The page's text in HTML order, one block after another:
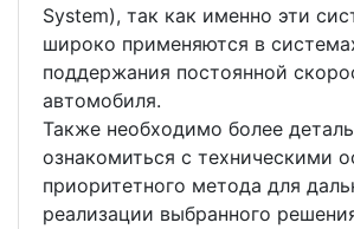
System), так как именно эти
широко применяются в
поддержания постоянной
автомобиля.
Также необходимо более
ознакомиться с техническими
приоритетного метода для
реализации выбранного